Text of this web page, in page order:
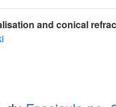
and conical